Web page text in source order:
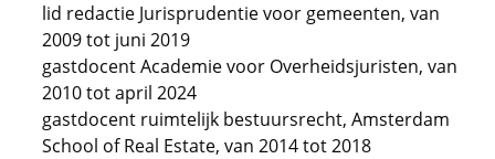
lid redactie Jurisprudentie voor gemeenten, van
2009 tot juni 2019
gastdocent Academie voor Overheidsjuristen, van
2010 tot april 2024
gastdocent ruimtelijk bestuursrecht, Amsterdam
School of Real Estate, van 2014 tot 2018